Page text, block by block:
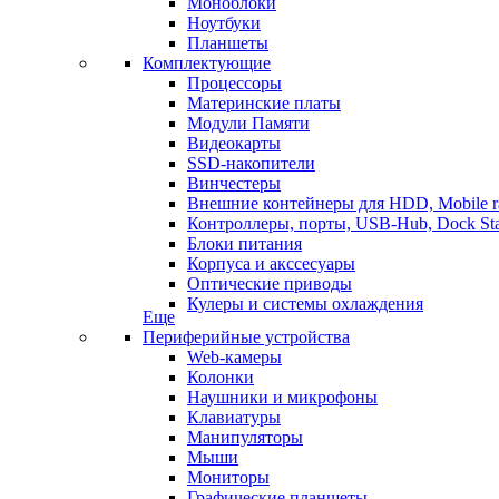
Ноутбуки
Планшеты
Комплектующие
Процессоры
Материнские платы
Модули Памяти
Видеокарты
SSD-накопители
Винчестеры
Внешние контейнеры для HDD, Mobile
Контроллеры, порты, USB-Hub, Dock
Блоки питания
Корпуса и акссесуары
Оптические приводы
Кулеры и системы охлаждения
Еще
Периферийные устройства
Web-камеры
Колонки
Наушники и микрофоны
Клавиатуры
Манипуляторы
Мыши
Мониторы